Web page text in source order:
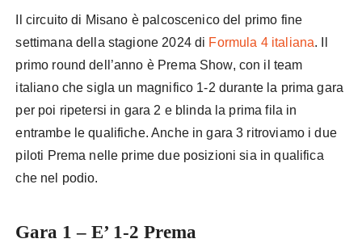
Il circuito di Misano è palcoscenico del primo fine
settimana della stagione 2024 di Formula 4 italiana. Il
primo round dell’anno è Prema Show, con il team
italiano che sigla un magnifico 1-2 durante la prima gara
per poi ripetersi in gara 2 e blinda la prima fila in
entrambe le qualifiche. Anche in gara 3 ritroviamo i due
piloti Prema nelle prime due posizioni sia in qualifica
che nel podio.
Gara 1 – E’ 1-2 Prema